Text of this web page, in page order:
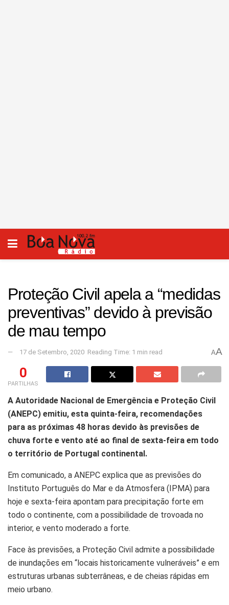
Proteção Civil apela a “medidas
preventivas” devido à previsão
de mau tempo
17 de Setembro, 2020 Reading Time: 1 min read AA
0
PARTILHAS
A Autoridade Nacional de Emergência e Proteção Civil
(ANEPC) emitiu, esta quinta-feira, recomendações
para as próximas 48 horas devido às previsões de
chuva forte e vento até ao final de sexta-feira em todo
o território de Portugal continental.
Em comunicado, a ANEPC explica que as previsões do
Instituto Português do Mar e da Atmosfera (IPMA) para
hoje e sexta-feira apontam para precipitação forte em
todo o continente, com a possibilidade de trovoada no
interior, e vento moderado a forte.
Face às previsões, a Proteção Civil admite a possibilidade
de inundações em “locais historicamente vulneráveis” e em
estruturas urbanas subterrâneas, e de cheias rápidas em
meio urbano.